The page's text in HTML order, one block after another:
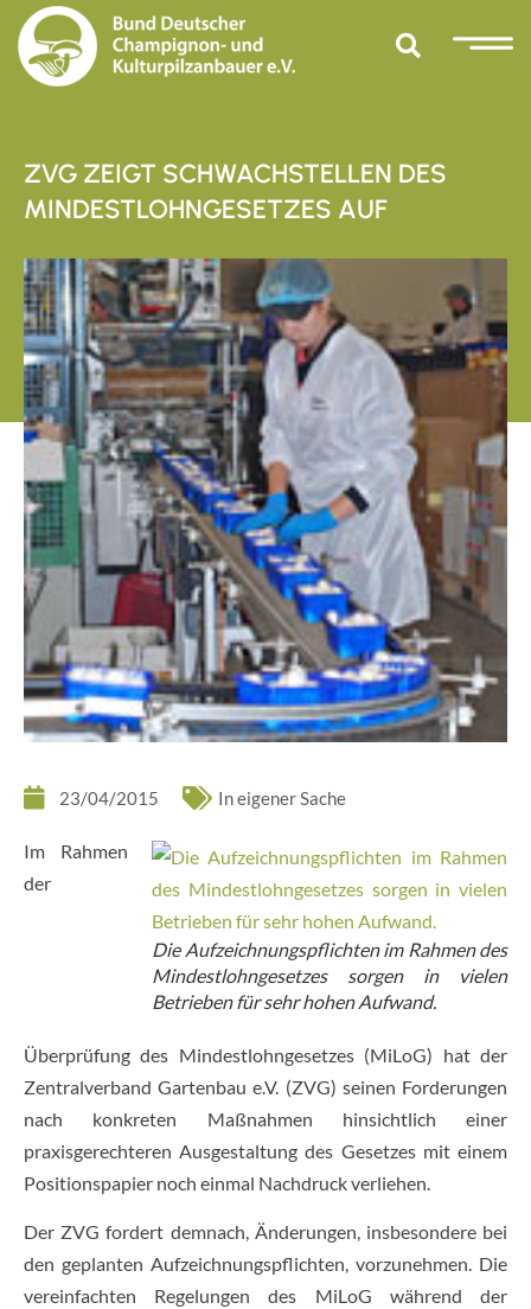
ZVG ZEIGT SCHWACHSTELLEN DES
MINDESTLOHNGESETZES AUF
23/04/2015 In eigener Sache
Die Aufzeichnungspflichten im Rahmen des
Mindestlohngesetzes sorgen in vielen
Betrieben für sehr hohen Aufwand.
Im Rahmen
der
Überprüfung des Mindestlohngesetzes (MiLoG) hat der
Zentralverband Gartenbau e.V. (ZVG) seinen Forderungen
nach konkreten Maßnahmen hinsichtlich einer
praxisgerechteren Ausgestaltung des Gesetzes mit einem
Positionspapier noch einmal Nachdruck verliehen.
Der ZVG fordert demnach, Änderungen, insbesondere bei
den geplanten Aufzeichnungspflichten, vorzunehmen. Die
vereinfachten Regelungen des MiLoG während der